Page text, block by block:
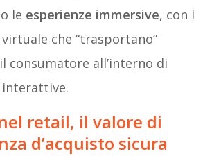
le esperienze immersive, con i
che “trasportano”
consumatore all’interno di
retail, il valore di
d’acquisto sicura